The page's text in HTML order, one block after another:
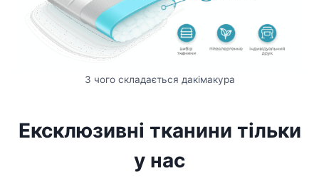
З чого складається дакімакура
Ексклюзивні тканини тільки
у нас